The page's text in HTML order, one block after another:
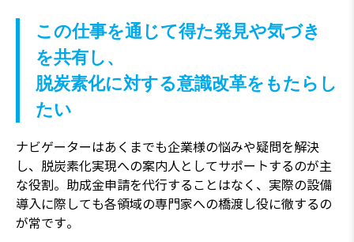
この仕事を通じて得た発見や気づき
を共有し、
脱炭素化に対する意識改革をもたらし
たい
ナビゲーターはあくまでも企業様の悩みや疑問を解決
し、脱炭素化実現への案内人としてサポートするのが主
な役割。助成金申請を代行することはなく、実際の設備
導入に際しても各領域の専門家への橋渡し役に徹するの
が常です。